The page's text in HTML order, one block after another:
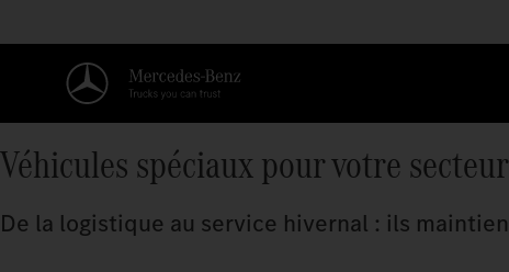
Véhicules spéciaux pour votre secteur
De la logistique au service hivernal : ils